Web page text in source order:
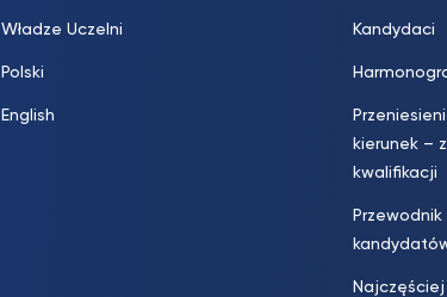
Władze Uczelni
Polski
English
Kandydaci
kierunek –
kwalifikacji
Przewodnik